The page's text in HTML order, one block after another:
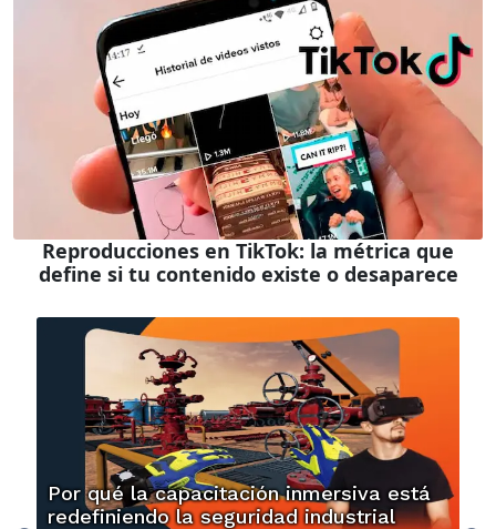
Reproducciones en TikTok: la métrica que
define si tu contenido existe o desaparece
Por qué la capacitación inmersiva está
redefiniendo la seguridad industrial